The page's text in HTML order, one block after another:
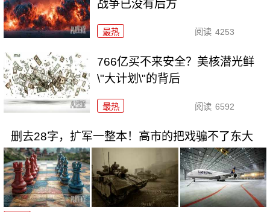
战争已没有后方
最热 阅读 4253
766亿买不来安全？美核潜光鲜
\"大计划\"的背后
最热 阅读 6592
删去28字，扩军一整本！高市的把戏骗不了东大